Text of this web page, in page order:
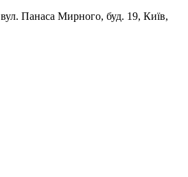
вул. Панаса Мирного, буд. 19, Київ,